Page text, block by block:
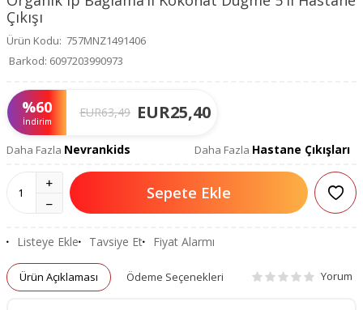
Çıkışı
Ürün Kodu: 757MNZ1491406
Barkod: 6097203990973
%60
İndirim
EUR63,49 EUR25,40
Daha Fazla Nevrankids Daha Fazla Hastane Çıkışları
Sepete Ekle
Listeye Ekle Tavsiye Et Fiyat Alarmı
Ürün Açıklaması Ödeme Seçenekleri Yorum